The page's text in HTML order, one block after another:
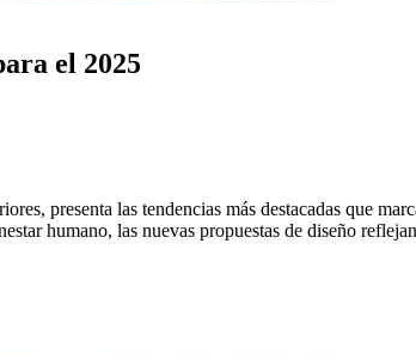
el 2025
presenta las tendencias más destacadas que
humano, las nuevas propuestas de diseño